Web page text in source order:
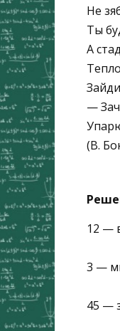
Не
Ты
А
—
(В.
12 —
3 —
45 —